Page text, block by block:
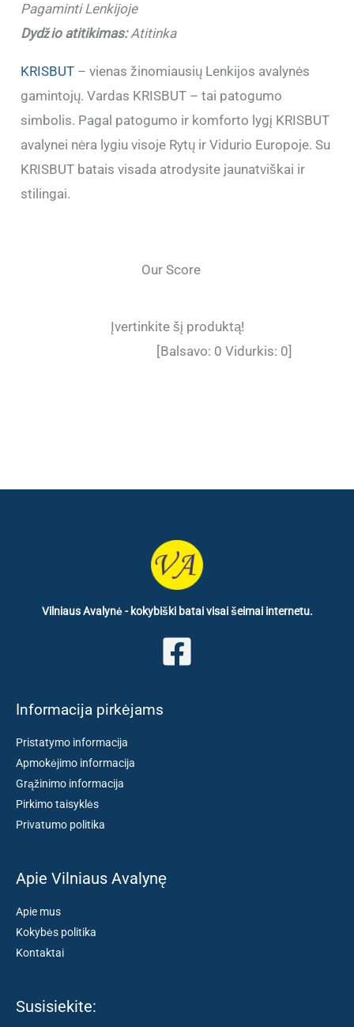
Pagaminti Lenkijoje
Dydžio atitikimas:Atitinka
KRISBUT – vienas žinomiausių Lenkijos avalynės
gamintojų. Vardas KRISBUT – tai patogumo
simbolis. Pagal patogumo ir komforto lygį KRISBUT
avalynei nėra lygiu visoje Rytų ir Vidurio Europoje. Su
KRISBUT batais visada atrodysite jaunatviškai ir
stilingai.
Our Score
Įvertinkite šį produktą!
[Balsavo: 0 Vidurkis: 0]
Vilniaus Avalynė - kokybiški batai visai šeimai internetu.
Informacija pirkėjams
Pristatymo informacija
Apmokėjimo informacija
Grąžinimo informacija
Pirkimo taisyklės
Privatumo politika
Apie Vilniaus Avalynę
Apie mus
Kokybės politika
Kontaktai
Susisiekite: